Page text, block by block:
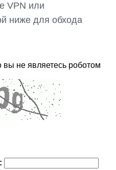
VPN или
ниже для обхода
вы не являетесь роботом